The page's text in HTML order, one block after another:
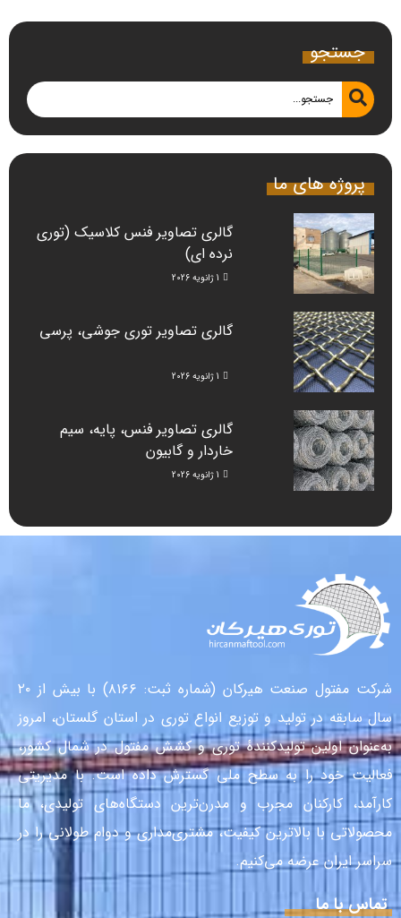
جستجو
پروژه های ما
گالری تصاویر فنس کلاسیک (توری
نرده ای)
1 ژانویه 2026
گالری تصاویر توری جوشی، پرسی
1 ژانویه 2026
گالری تصاویر فنس، پایه، سیم
خاردار و گابیون
1 ژانویه 2026
شرکت مفتول صنعت هیرکان (شماره ثبت: ۸۱۶۶) با بیش از ۲۰
سال سابقه در تولید و توزیع انواع توری در استان گلستان، امروز
به‌عنوان اولین تولیدکنندهٔ توری و کشش مفتول در شمال کشور،
فعالیت خود را به سطح ملی گسترش داده است. با مدیریتی
کارآمد، کارکنان مجرب و مدرن‌ترین دستگاه‌های تولیدی، ما
محصولاتی با بالاترین کیفیت، مشتری‌مداری و دوام طولانی را در
سراسر ایران عرضه می‌کنیم.
تماس با ما